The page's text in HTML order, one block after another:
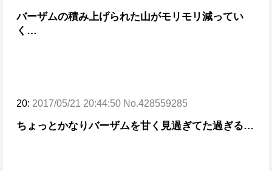
バーザムの積み上げられた山がモリモリ減ってい
く…
20: 2017/05/21 20:44:50 No.428559285
ちょっとかなりバーザムを甘く見過ぎてた過ぎる…